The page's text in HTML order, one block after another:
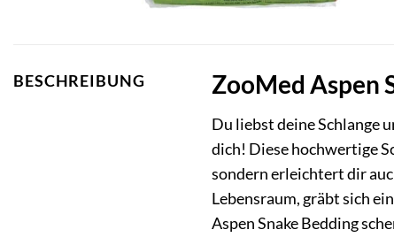
BESCHREIBUNG ZooMed Aspen
Du liebst deine Schlange
dich! Diese hochwertige
sondern erleichtert dir
Lebensraum, gräbt sich
Aspen Snake Bedding